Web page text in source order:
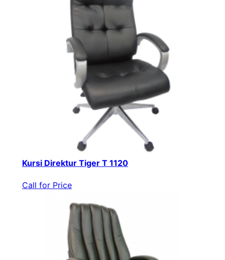
Kursi Direktur Tiger T 1120
Call for Price